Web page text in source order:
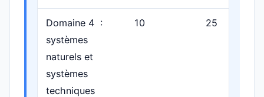
Domaine 4 :
systèmes
naturels et
systèmes
techniques
10 25